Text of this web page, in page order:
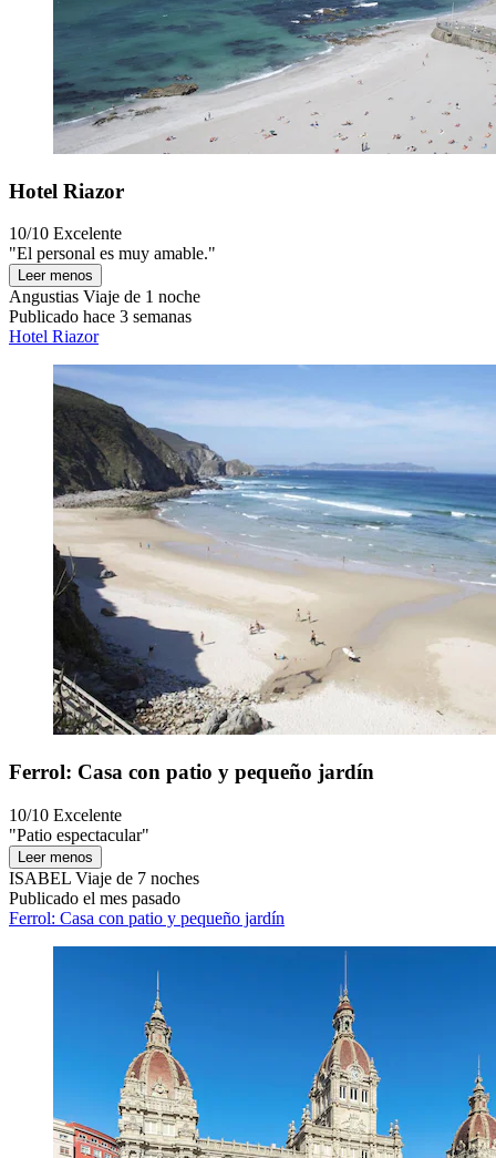
Hotel Riazor
10/10 Excelente
"El personal es muy amable."
Leer menos
Angustias Viaje de 1 noche
Publicado hace 3 semanas
Hotel Riazor
Ferrol: Casa con patio y pequeño jardín
10/10 Excelente
"Patio espectacular"
Leer menos
ISABEL Viaje de 7 noches
Publicado el mes pasado
Ferrol: Casa con patio y pequeño jardín